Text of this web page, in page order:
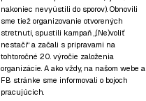
nakoniec nevyústili do sporov). Obnovili
sme tiež organizovanie otvorených
stretnutí, spustili kampaň „(Ne)voliť
nestačí“ a začali s prípravami na
tohtoročné 20. výročie založenia
organizácie. A ako vždy, na našom webe a
FB stránke sme informovali o bojoch
pracujúcich.